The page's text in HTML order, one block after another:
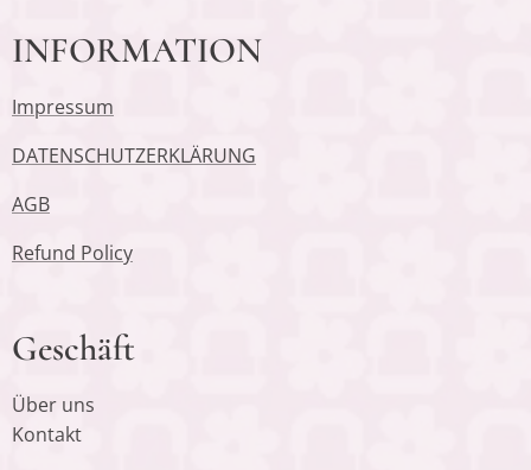
INFORMATION
Impressum
DATENSCHUTZERKLÄRUNG
AGB
Refund Policy
Geschäft
Über uns
Kontakt